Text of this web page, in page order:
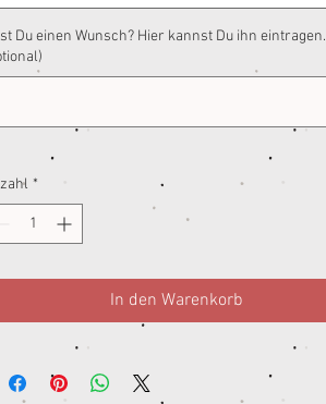
Du einen Wunsch? Hier kannst Du ihn eintragen.
*
In den Warenkorb